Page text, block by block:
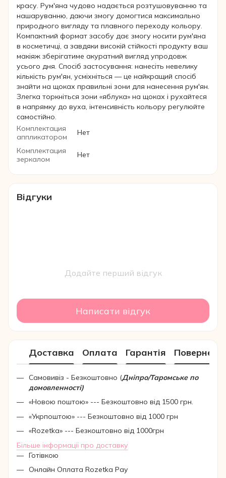
красу. Рум'яна чудово надається розтушовуванню та
нашаруванню, даючи змогу домогтися максимально
природного вигляду та плавного переходу кольору.
Компактний формат засобу дає змогу носити рум'яна
в косметичці, а завдяки високій стійкості продукту ваш
макіяж зберігатиме акуратний вигляд упродовж
усього дня. Спосіб застосування: нанесіть невелику
кількість рум'ян, усміхніться — це найкращий спосіб
знайти на щоках правильні зони для нанесення рум'ян.
Злегка торкніться зони «яблука» на щоках і рухайтеся
в напрямку до вуха, інтенсивність кольору регулюйте
самостійно.
Комплектация
аппликатором
Нет
Комплектация
зеркалом
Нет
Відгуки
Додайте перший відгук
Написати відгук
Доставка Оплата Гарантія
Самовивіз - Безкоштовно (Дніпро/Таромське по
домовленності)
«Новою поштою» --- Безкоштовно від 1500 грн.
«Укрпоштою» --- Безкоштовно від 1000 грн
«Rozetka» --- Безкоштовно від 1000грн
Більше інформації про доставку
Готівкою
Онлайн Оплата Rozetka Pay